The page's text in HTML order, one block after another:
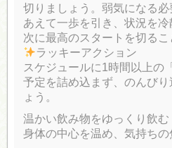
切りましょう。弱気になる
あえて一歩を引き、状況を冷
次に最高のスタートを切るこ
ラッキーアクション
スケジュールに1時間以上の
予定を詰め込まず、のんび
ょう。
温かい飲み物をゆっくり飲む
身体の中心を温め、気持ちの